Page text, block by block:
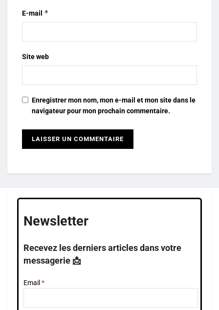
E-mail *
Site web
Enregistrer mon nom, mon e-mail et mon site dans le
navigateur pour mon prochain commentaire.
Newsletter
Recevez les derniers articles dans votre
messagerie 📩
Email